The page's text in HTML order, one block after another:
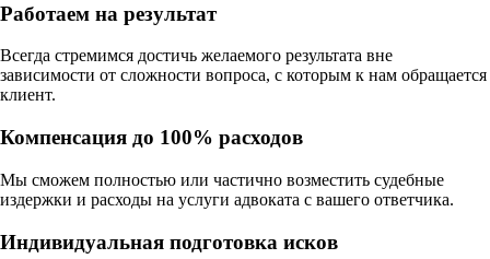
Работаем на результат
Всегда стремимся достичь желаемого результата вне
зависимости от сложности вопроса, с которым к нам обращается
клиент.
Компенсация до 100% расходов
Мы сможем полностью или частично возместить судебные
издержки и расходы на услуги адвоката с вашего ответчика.
Индивидуальная подготовка исков